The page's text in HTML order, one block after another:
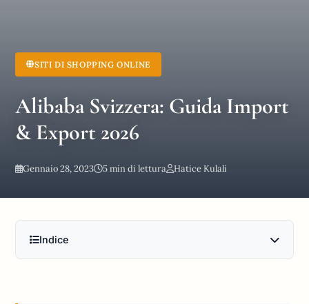
SITI DI SHOPPING ONLINE
Alibaba Svizzera: Guida Import
& Export 2026
Gennaio 28, 2023 5 min di lettura Hatice Kulali
Indice